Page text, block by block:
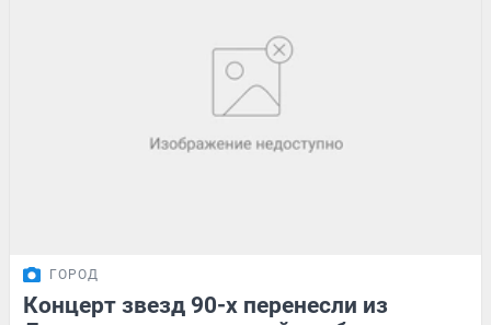
ГОРОД
Концерт звезд 90-х перенесли из